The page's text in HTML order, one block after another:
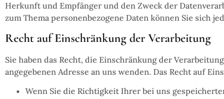
Herkunft und Empfänger und den Zweck der
zum Thema personenbezogene Daten können Sie sich
Recht auf Einschränkung der Verarbeitung
Sie haben das Recht, die Einschränkung der
angegebenen Adresse an uns wenden. Das Recht auf
Wenn Sie die Richtigkeit Ihrer bei uns